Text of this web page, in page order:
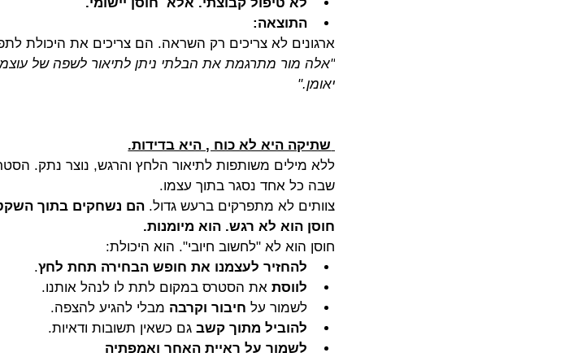
התוצאה:
ארגונים לא צריכים רק השראה. הם צריכים את היכולת
"אלה מור מתרגמת את הבלתי ניתן לתיאור לשפה של
יאומן."
שתיקה היא לא כוח , היא בדידות.
ללא מילים משותפות לתיאור הלחץ והרגש, נוצר נתק.
שבה כל אחד נסגר בתוך עצמו.
צוותים לא מתפרקים ברעש גדול. הם נשחקים בתוך
חוסן הוא לא רגש. הוא מיומנות.
חוסן הוא לא "לחשוב חיובי". הוא היכולת:
להחזיר לעצמנו את חופש הבחירה תחת לחץ.
לווסת את הסטרס במקום לתת לו לנהל אותנו.
לשמור על חיבור וקרבה מבלי להגיע להצפה.
להוביל מתוך קשב גם כשאין תשובות ודאיות.
לשמור על ראיית האחר ואמפתיה